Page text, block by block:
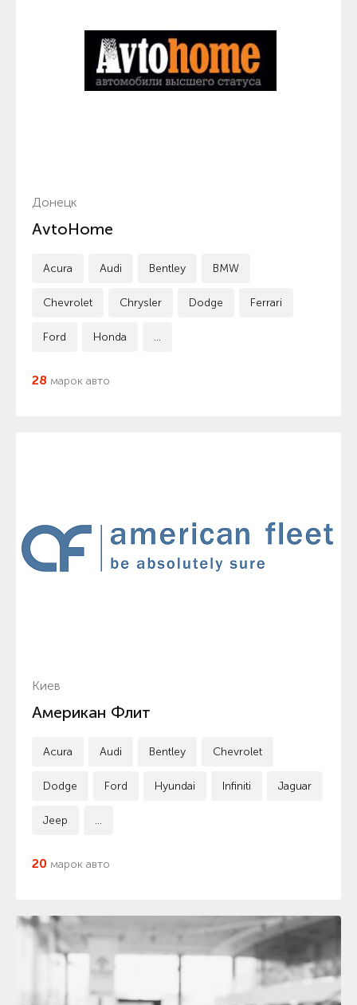
Донецк
AvtoHome
Acura Audi Bentley BMW
Chevrolet Chrysler Dodge Ferrari
Ford Honda ...
28 марок авто
Киев
Американ Флит
Acura Audi Bentley Chevrolet
Dodge Ford Hyundai Infiniti Jaguar
Jeep ...
20 марок авто